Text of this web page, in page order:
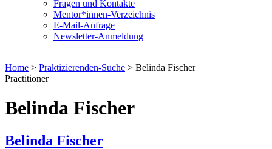
Fragen und Kontakte
Mentor*innen-Verzeichnis
E-Mail-Anfrage
Newsletter-Anmeldung
Home > Praktizierenden-Suche > Belinda Fischer
Practitioner
Belinda Fischer
Belinda Fischer